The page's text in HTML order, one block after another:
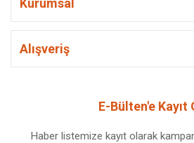
Kurumsal
Alışveriş
E-Bülten'e Kayıt
Haber listemize kayıt olarak